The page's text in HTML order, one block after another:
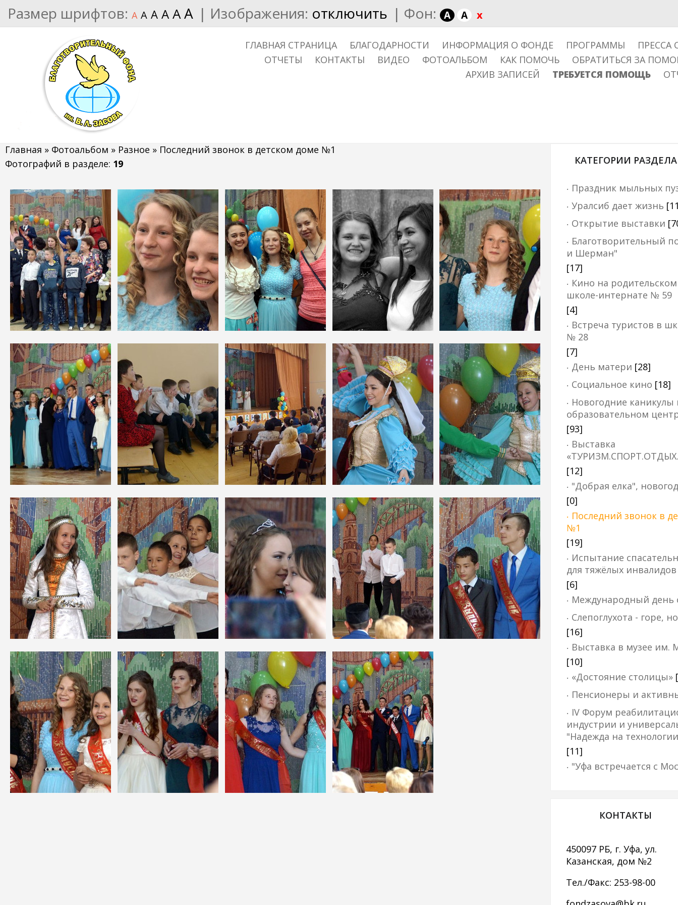
Размер шрифтов: A A A A AA | Изображения: отключить | Фон: A A x
ГЛАВНАЯ СТРАНИЦА БЛАГОДАРНОСТИ ИНФОРМАЦИЯ О ФОНДЕ ПРОГРАММЫ
ПРЕССА
ОТЧЕТЫ
КОНТАКТЫ ВИДЕО ФОТОАЛЬБОМ КАК ПОМОЧЬ
ОБРАТИТЬСЯ ЗА
АРХИВ ЗАПИСЕЙ
ТРЕБУЕТСЯ ПОМОЩЬ
Главная » Фотоальбом » Разное » Последний звонок в детском доме №1
Фотографий в разделе: 19 КАТЕГОРИИ РАЗДЕЛА
Праздник мыльных
Уралсиб дает жизнь
Открытие выставки
Благотворительный
и Шерман"
[17]
Кино на
школе-интернате № 59
[4]
Встреча туристов в
№ 28
[7]
День матери [28]
Социальное кино [18]
Новогодние каникулы
образовательном
[93]
Выставка
[12]
"Добрая елка",
[0]
Последний звонок в
№1
[19]
Испытание
для тяжёлых инвалидов
[6]
Международный день
Слепоглухота - горе,
[16]
Выставка в музее им.
[10]
«Достояние столицы»
Пенсионеры и
IV Форум
индустрии и
"Надежда на
[11]
"Уфа встречается с
КОНТАКТЫ
450097 РБ, г. Уфа, ул.
Казанская, дом №2
Тел./Факс: 253-98-00